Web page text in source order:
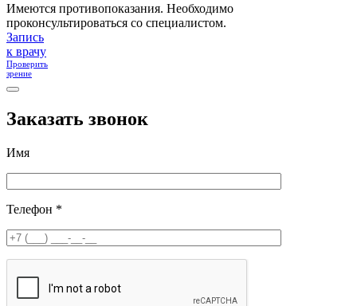
Имеются противопоказания. Необходимо
проконсультироваться со специалистом.
Запись
к врачу
Проверить
зрение
Заказать звонок
Имя
Телефон *